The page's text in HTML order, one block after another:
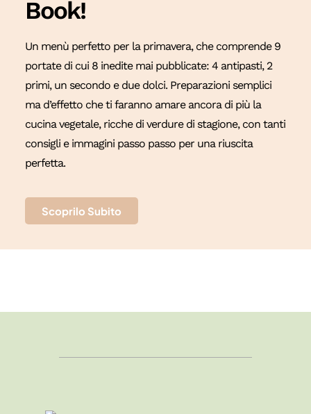
Book!
Un menù perfetto per la primavera, che comprende 9
portate di cui 8 inedite mai pubblicate: 4 antipasti, 2
primi, un secondo e due dolci. Preparazioni semplici
ma d’effetto che ti faranno amare ancora di più la
cucina vegetale, ricche di verdure di stagione, con tanti
consigli e immagini passo passo per una riuscita
perfetta.
Scoprilo Subito